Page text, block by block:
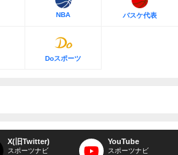
NBA バスケ代表
Doスポーツ
X(旧Twitter)
スポーツナビ
YouTube
スポーツナビ